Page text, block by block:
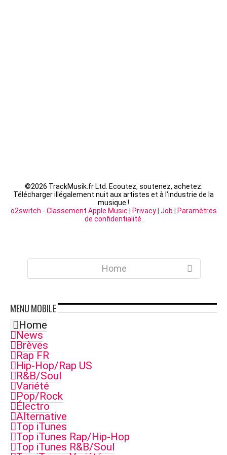
©2026 TrackMusik.fr Ltd. Ecoutez, soutenez, achetez:
Télécharger illégalement nuit aux artistes et à l'industrie de la
musique !
o2switch - Classement Apple Music Privacy| Job
Paramètres
de confidentialité
Home
MENUMOBILE
Home
News
Brèves
Rap FR
Hip-Hop/Rap US
R&B/Soul
Variété
Pop/Rock
Électro
Alternative
Top iTunes
Top iTunes Rap/Hip-Hop
Top iTunes R&B/Soul